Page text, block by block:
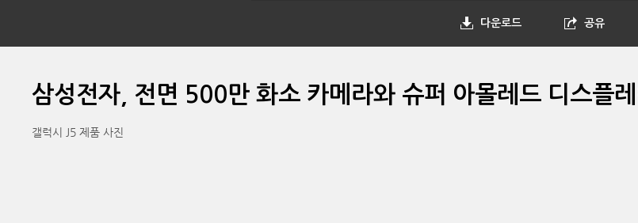
다운로드 공유
삼성전자, 전면 500만 화소 카메라와 슈퍼 아몰레드 디스플
갤럭시 J5 제품 사진